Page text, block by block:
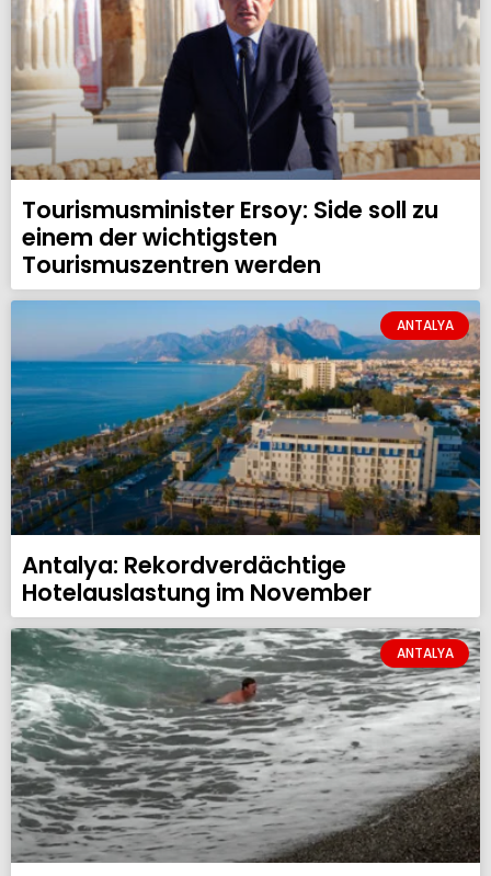
Tourismusminister Ersoy: Side soll zu
einem der wichtigsten
Tourismuszentren werden
ANTALYA
Antalya: Rekordverdächtige
Hotelauslastung im November
ANTALYA